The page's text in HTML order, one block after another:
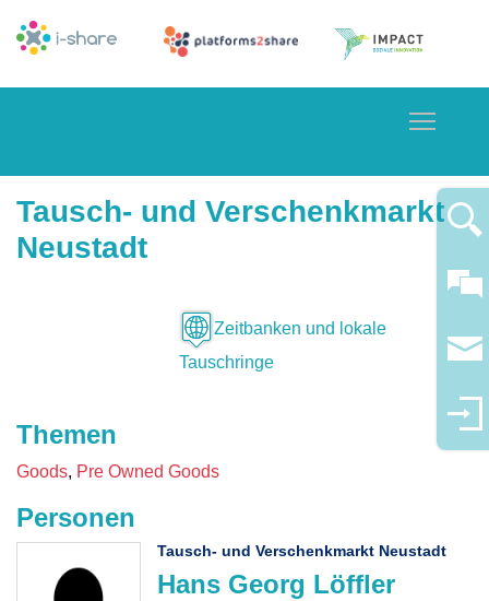
Tausch- und Verschenkmarkt
Neustadt
Zeitbanken und lokale
Tauschringe
Themen
Goods Pre Owned Goods
Personen
Hans Georg Löffler
Tausch- und Verschenkmarkt Neustadt